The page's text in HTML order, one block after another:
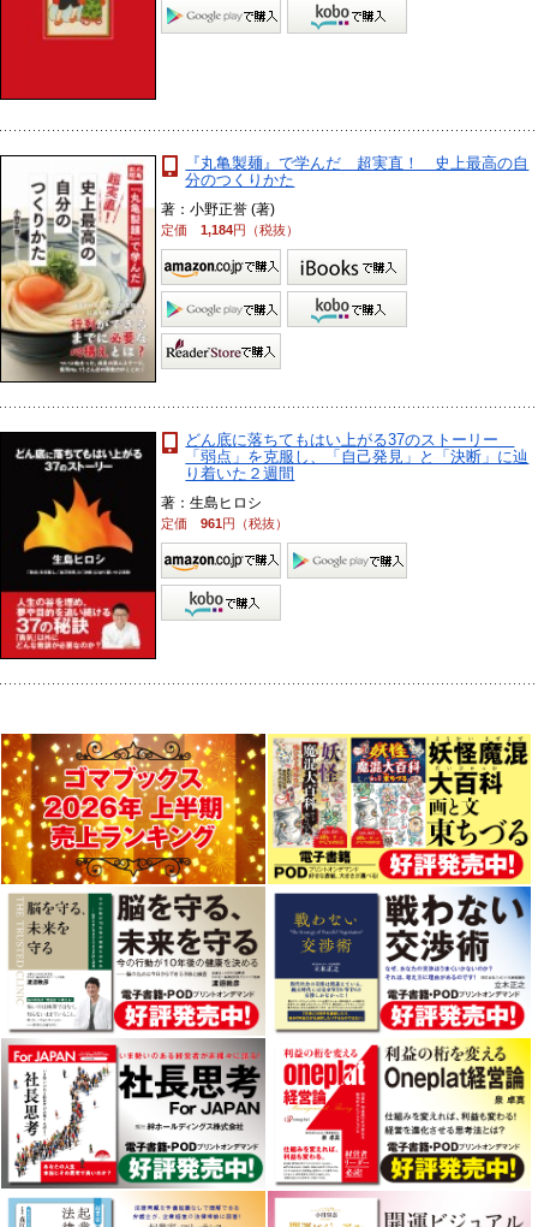
『丸亀製麺』で学んだ 超実直！ 史上最高の自
分のつくりかた
著：小野正誉 (著)
定価1,184円（税抜）
どん底に落ちてもはい上がる37のストーリー
「弱点」を克服し、「自己発見」と「決断」に辿
り着いた２週間
著：生島ヒロシ
定価961円（税抜）